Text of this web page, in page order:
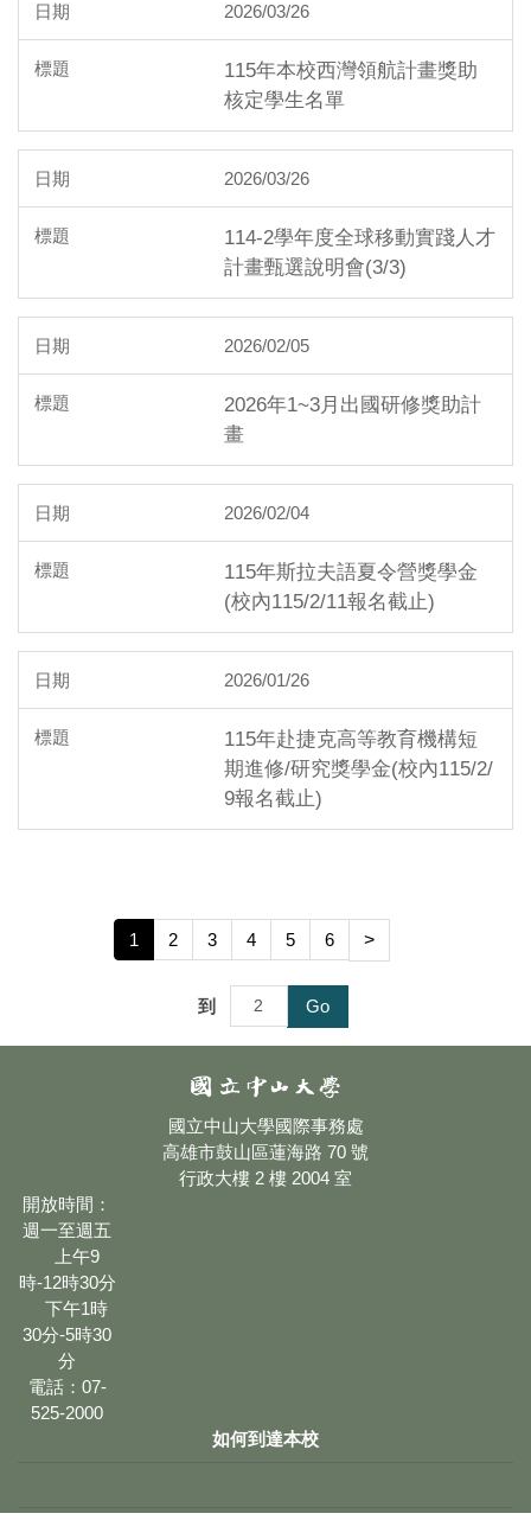
2026/03/26
115年本校西灣領航計畫獎助
核定學生名單
2026/03/26
114-2學年度全球移動實踐人才
計畫甄選說明會(3/3)
2026/02/05
2026年1~3月出國研修獎助計
畫
2026/02/04
115年斯拉夫語夏令營獎學金
(校內115/2/11報名截止)
2026/01/26
115年赴捷克高等教育機構短
期進修/研究獎學金(校內115/2/
9報名截止)
1 2 3 4 5 6 >
到 Go
國立中山大學國際事務處
高雄市鼓山區蓮海路 70 號
行政大樓 2 樓 2004 室
開放時間：
週一至週五
上午9
時-12時30分
下午1時
30分-5時30
分
電話：07-
525-2000
如何到達本校